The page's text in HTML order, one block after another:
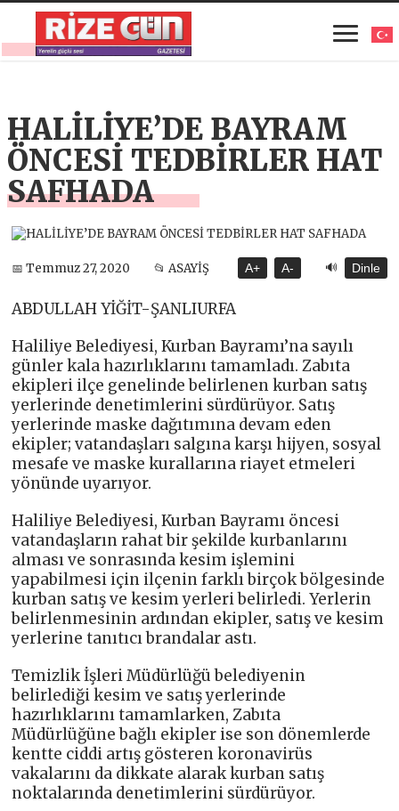
HALİLİYE’DE BAYRAM
ÖNCESİ TEDBİRLER HAT
SAFHADA
📅 Temmuz 27, 2020 📂 ASAYİŞ A+ A- 🔊 Dinle
ABDULLAH YİĞİT-ŞANLIURFA
Haliliye Belediyesi, Kurban Bayramı’na sayılı
günler kala hazırlıklarını tamamladı. Zabıta
ekipleri ilçe genelinde belirlenen kurban satış
yerlerinde denetimlerini sürdürüyor. Satış
yerlerinde maske dağıtımına devam eden
ekipler; vatandaşları salgına karşı hijyen, sosyal
mesafe ve maske kurallarına riayet etmeleri
yönünde uyarıyor.
Haliliye Belediyesi, Kurban Bayramı öncesi
vatandaşların rahat bir şekilde kurbanlarını
alması ve sonrasında kesim işlemini
yapabilmesi için ilçenin farklı birçok bölgesinde
kurban satış ve kesim yerleri belirledi. Yerlerin
belirlenmesinin ardından ekipler, satış ve kesim
yerlerine tanıtıcı brandalar astı.
Temizlik İşleri Müdürlüğü belediyenin
belirlediği kesim ve satış yerlerinde
hazırlıklarını tamamlarken, Zabıta
Müdürlüğüne bağlı ekipler ise son dönemlerde
kentte ciddi artış gösteren koronavirüs
vakalarını da dikkate alarak kurban satış
noktalarında denetimlerini sürdürüyor.